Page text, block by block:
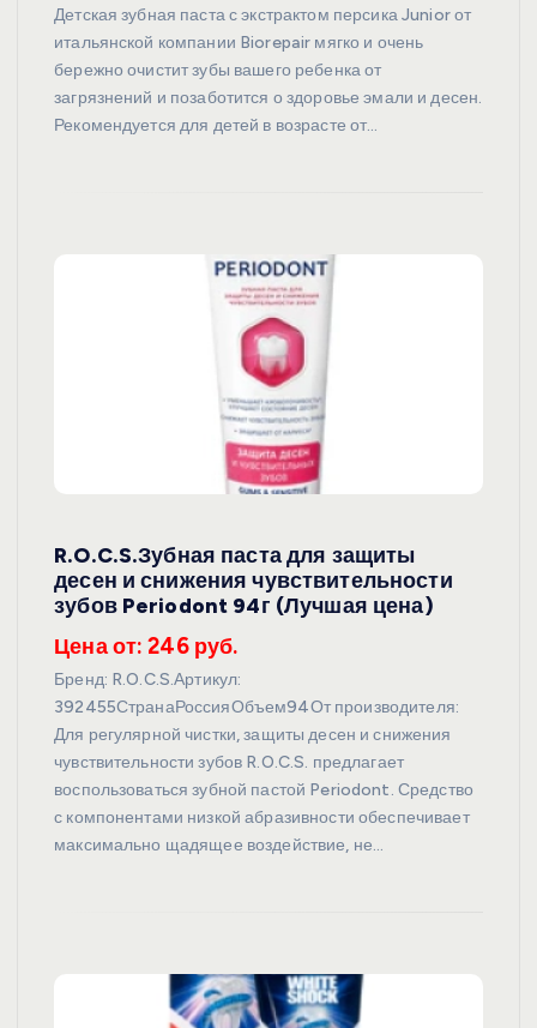
Детская зубная паста с экстрактом персика Junior от
итальянской компании Biorepair мягко и очень
бережно очистит зубы вашего ребенка от
загрязнений и позаботится о здоровье эмали и десен.
Рекомендуется для детей в возрасте от…
R.O.C.S.Зубная паста для защиты
десен и снижения чувствительности
зубов Periodont 94г (Лучшая цена)
Цена от: 246 руб.
Бренд: R.O.C.S.Артикул:
392455СтранаРоссияОбъем94От производителя:
Для регулярной чистки, защиты десен и снижения
чувствительности зубов R.O.C.S. предлагает
воспользоваться зубной пастой Periodont. Средство
с компонентами низкой абразивности обеспечивает
максимально щадящее воздействие, не…